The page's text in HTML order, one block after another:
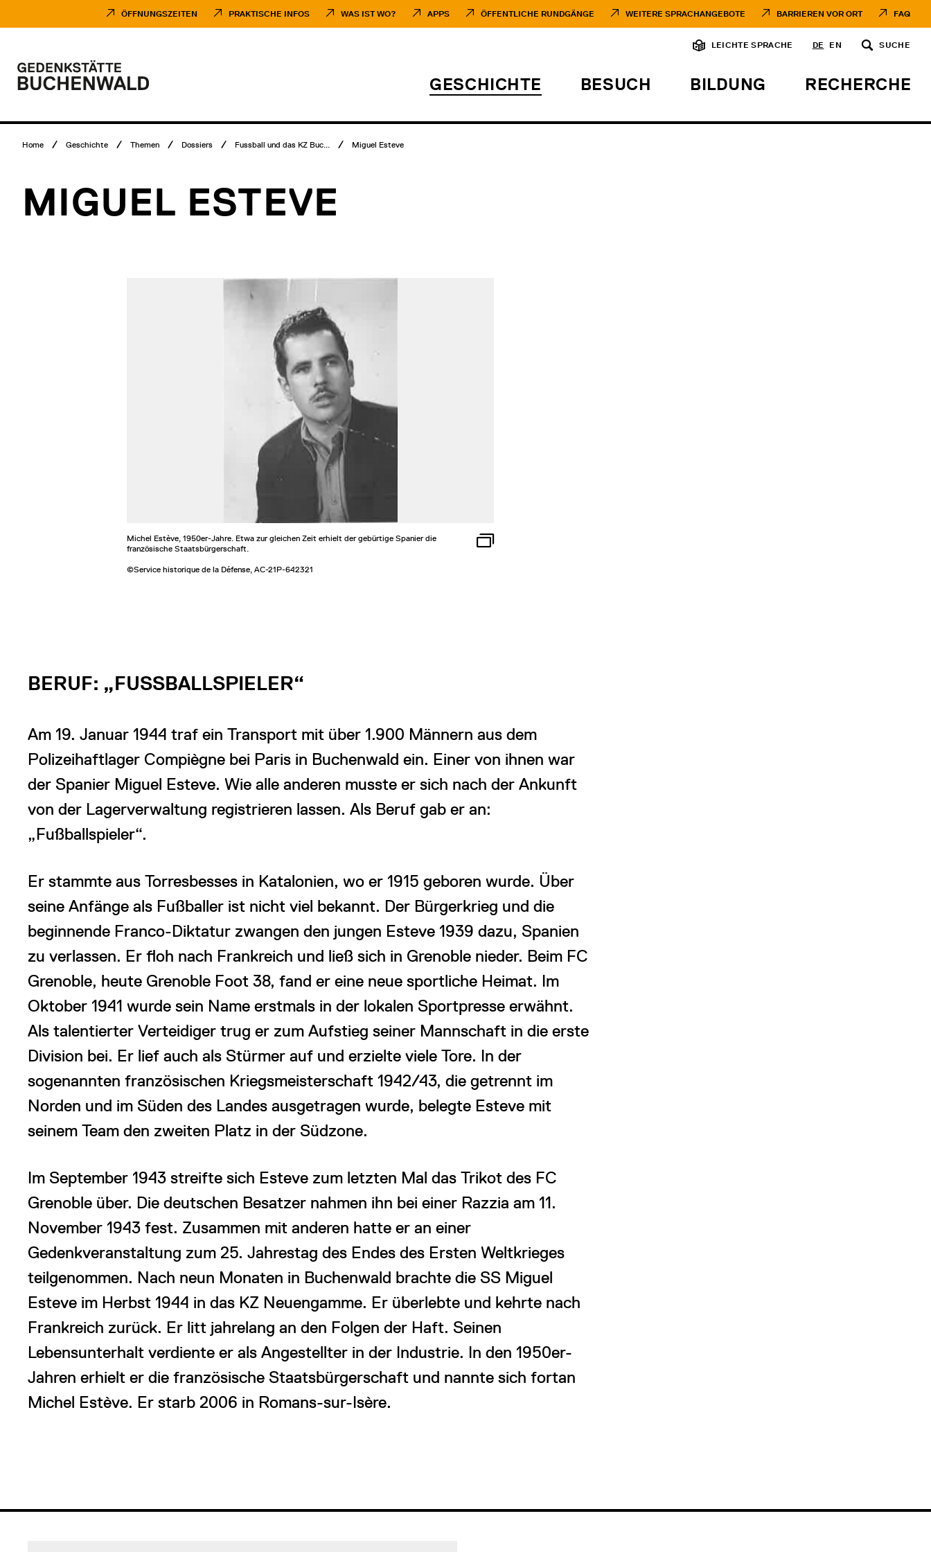
Inhalt
ÖFFNUNGSZEITEN PRAKTISCHE INFOS WAS IST WO? APPS ÖFFENTLICHE RUNDGÄNGE WEITERE SPRACHANGEBOTE BARRIEREN VOR ORT FAQ
Hauptmenü
LEICHTE SPRACHE DE EN SUCHE
Logo
Gedenkstätte
GESCHICHTE BESUCH BILDUNG RECHERCHE
Breadcrumb
Home Geschichte Themen Dossiers Fussball und das KZ Buc... Miguel Esteve
MIGUEL ESTEVE
Michel Estève, 1950er-Jahre. Etwa zur gleichen Zeit erhielt der gebürtige Spanier die
französische Staatsbürgerschaft.
©Service historique de la Défense, AC-21P-642321
BERUF: „FUSSBALLSPIELER“
Am 19. Januar 1944 traf ein Transport mit über 1.900 Männern aus dem
Polizeihaftlager Compiègne bei Paris in Buchenwald ein. Einer von ihnen war
der Spanier Miguel Esteve. Wie alle anderen musste er sich nach der Ankunft
von der Lagerverwaltung registrieren lassen. Als Beruf gab er an:
„Fußballspieler“.
Er stammte aus Torresbesses in Katalonien, wo er 1915 geboren wurde. Über
seine Anfänge als Fußballer ist nicht viel bekannt. Der Bürgerkrieg und die
beginnende Franco-Diktatur zwangen den jungen Esteve 1939 dazu, Spanien
zu verlassen. Er floh nach Frankreich und ließ sich in Grenoble nieder. Beim FC
Grenoble, heute Grenoble Foot 38, fand er eine neue sportliche Heimat. Im
Oktober 1941 wurde sein Name erstmals in der lokalen Sportpresse erwähnt.
Als talentierter Verteidiger trug er zum Aufstieg seiner Mannschaft in die erste
Division bei. Er lief auch als Stürmer auf und erzielte viele Tore. In der
sogenannten französischen Kriegsmeisterschaft 1942/43, die getrennt im
Norden und im Süden des Landes ausgetragen wurde, belegte Esteve mit
seinem Team den zweiten Platz in der Südzone.
Im September 1943 streifte sich Esteve zum letzten Mal das Trikot des FC
Grenoble über. Die deutschen Besatzer nahmen ihn bei einer Razzia am 11.
November 1943 fest. Zusammen mit anderen hatte er an einer
Gedenkveranstaltung zum 25. Jahrestag des Endes des Ersten Weltkrieges
teilgenommen. Nach neun Monaten in Buchenwald brachte die SS Miguel
Esteve im Herbst 1944 in das KZ Neuengamme. Er überlebte und kehrte nach
Frankreich zurück. Er litt jahrelang an den Folgen der Haft. Seinen
Lebensunterhalt verdiente er als Angestellter in der Industrie. In den 1950er-
Jahren erhielt er die französische Staatsbürgerschaft und nannte sich fortan
Michel Estève. Er starb 2006 in Romans-sur-Isère.